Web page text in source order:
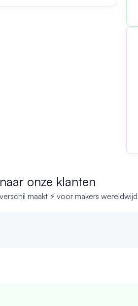
onze klanten
maakt ⚡ voor makers wereldwijd